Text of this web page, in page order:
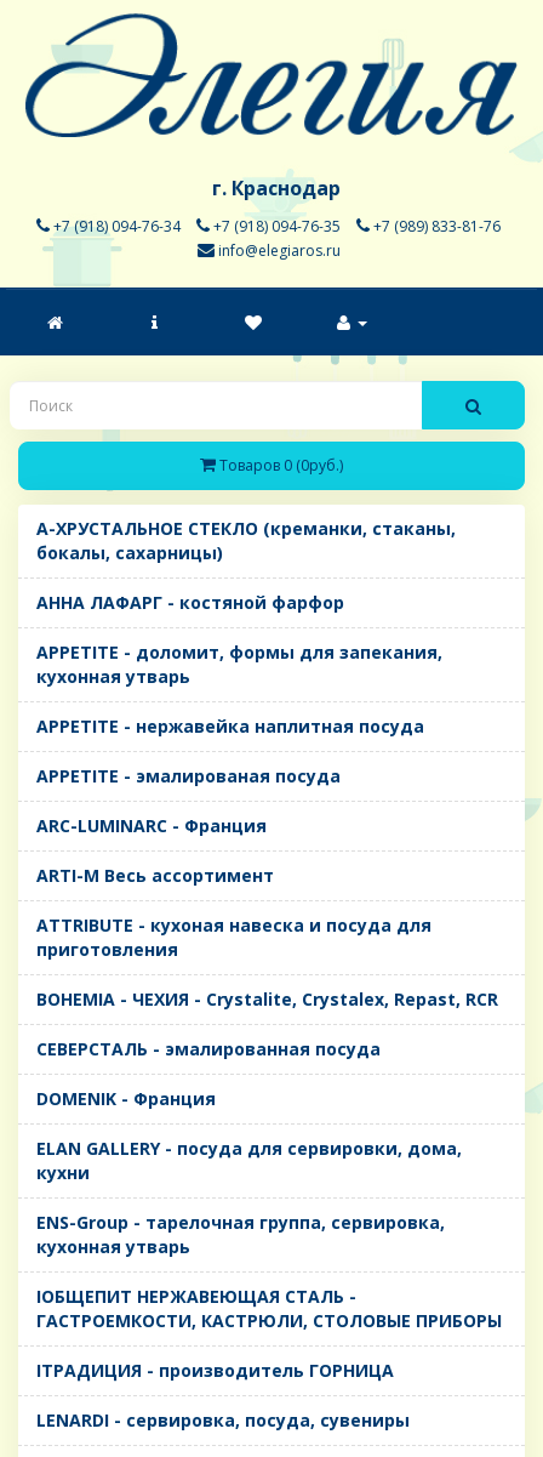
г. Краснодар
+7 (918) 094-76-34 +7 (918) 094-76-35
+7 (989) 833-81-76
info@elegiaros.ru
Товаров 0 (0руб.)
A-ХРУСТАЛЬНОЕ СТЕКЛО (креманки, стаканы,
бокалы, сахарницы)
AHHA ЛАФАРГ - костяной фарфор
APPETITE - доломит, формы для запекания,
кухонная утварь
APPETITE - нержавейка наплитная посуда
APPETITE - эмалированая посуда
ARC-LUMINARC - Франция
ARTI-M Весь ассортимент
ATTRIBUTE - кухоная навеска и посуда для
приготовления
BOHEMIA - ЧЕХИЯ - Crystalite, Crystalex, Repast, RCR
CЕВЕРСТАЛЬ - эмалированная посуда
DOMENIK - Франция
ELAN GALLERY - посуда для сервировки, дома,
кухни
ENS-Group - тарелочная группа, сервировка,
кухонная утварь
IОБЩЕПИТ НЕРЖАВЕЮЩАЯ СТАЛЬ -
ГАСТРОЕМКОСТИ, КАСТРЮЛИ, СТОЛОВЫЕ ПРИБОРЫ
IТРАДИЦИЯ - производитель ГОРНИЦА
LENARDI - сервировка, посуда, сувениры